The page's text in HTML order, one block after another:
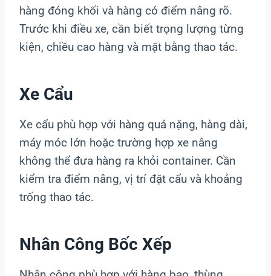
hàng đóng khối và hàng có điểm nâng rõ.
Trước khi điều xe, cần biết trọng lượng từng
kiện, chiều cao hàng và mặt bằng thao tác.
Xe Cẩu
Xe cẩu phù hợp với hàng quá nặng, hàng dài,
máy móc lớn hoặc trường hợp xe nâng
không thể đưa hàng ra khỏi container. Cần
kiểm tra điểm nâng, vị trí đặt cẩu và khoảng
trống thao tác.
Nhân Công Bốc Xếp